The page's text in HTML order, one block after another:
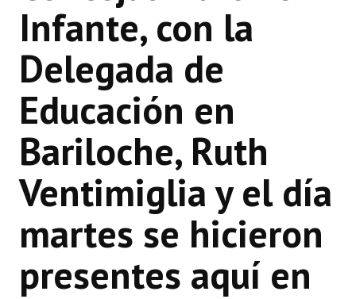
Infante, con la
Delegada de
Educación en
Bariloche, Ruth
Ventimiglia y el día
martes se hicieron
presentes aquí en